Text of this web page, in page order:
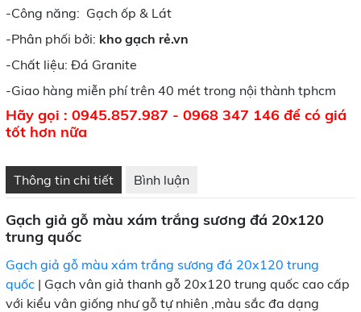
-Công năng: Gạch ốp & Lát
-Phân phối bởi: kho gạch rẻ.vn
-Chất liệu: Đá Granite
-Giao hàng miễn phí trên 40 mét trong nội thành tphcm
Hãy gọi : 0945.857.987 - 0968 347 146 để có giá
tốt hơn nữa
Thông tin chi tiết Bình luận
Gạch giả gỗ màu xám trắng sương đá 20x120
trung quốc
Gạch giả gỗ màu xám trắng sương đá 20x120 trung
quốc| Gạch vân giả thanh gỗ 20x120 trung quốc cao cấp
với kiểu vân giống như gỗ tự nhiên ,màu sắc đa dạng